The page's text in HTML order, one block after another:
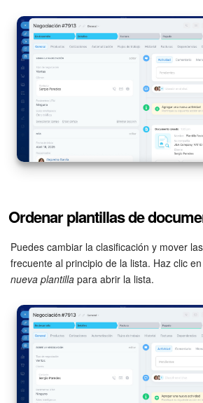
Ordenar plantillas de
Puedes cambiar la clasificación y mover
frecuente al principio de la lista. Haz clic en
nueva plantilla para abrir la lista.